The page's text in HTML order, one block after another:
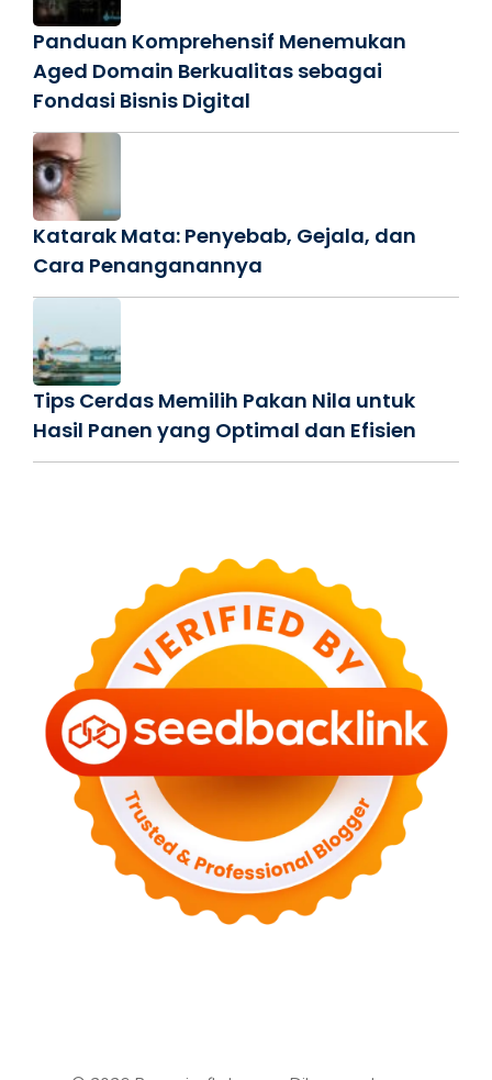
Panduan Komprehensif Menemukan
Aged Domain Berkualitas sebagai
Fondasi Bisnis Digital
Katarak Mata: Penyebab, Gejala, dan
Cara Penanganannya
Tips Cerdas Memilih Pakan Nila untuk
Hasil Panen yang Optimal dan Efisien